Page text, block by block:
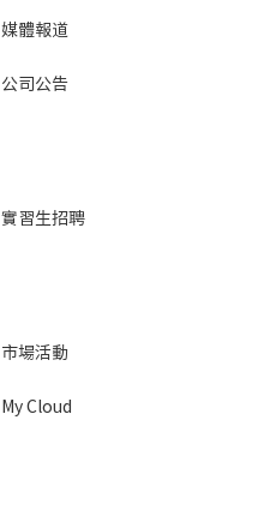
媒體報道
公司公告
實習生招聘
市場活動
My Cloud